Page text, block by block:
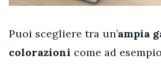
Puoi scegliere tra un’ampia
colorazioni come ad